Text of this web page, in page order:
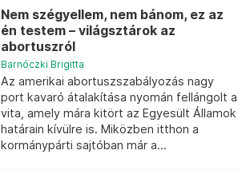
Nem szégyellem, nem bánom, ez az
én testem – világsztárok az
abortuszról
Barnóczki Brigitta
Az amerikai abortuszszabályozás nagy
port kavaró átalakítása nyomán fellángolt a
vita, amely mára kitört az Egyesült Államok
határain kívülre is. Miközben itthon a
kormánypárti sajtóban már a...